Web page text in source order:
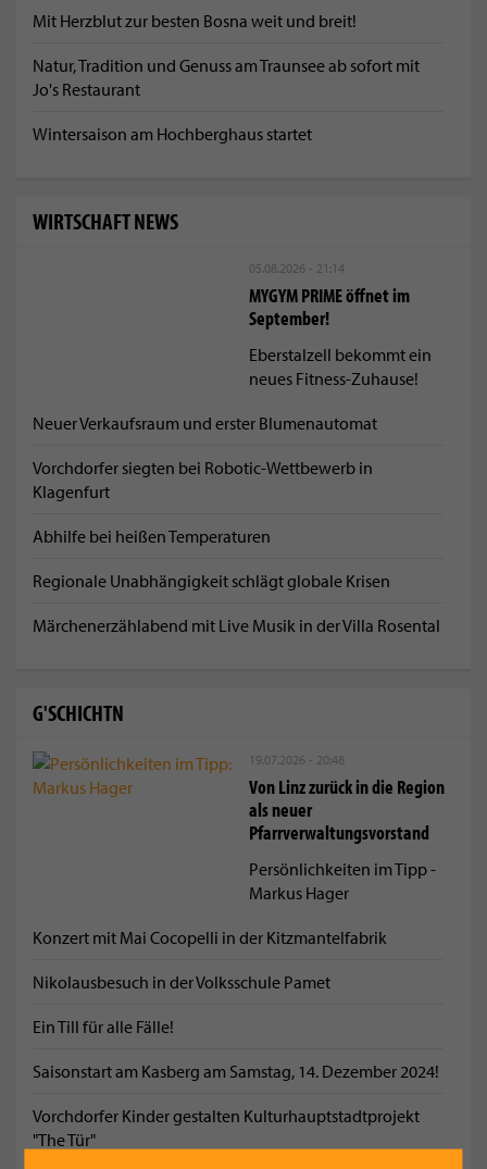
Mit Herzblut zur besten Bosna weit und breit!
Natur, Tradition und Genuss am Traunsee ab sofort mit
Jo's Restaurant
Wintersaison am Hochberghaus startet
WIRTSCHAFT NEWS
05.08.2026 - 21:14
MYGYM PRIME öffnet im
September!
Eberstalzell bekommt ein
neues Fitness-Zuhause!
Neuer Verkaufsraum und erster Blumenautomat
Vorchdorfer siegten bei Robotic-Wettbewerb in
Klagenfurt
Abhilfe bei heißen Temperaturen
Regionale Unabhängigkeit schlägt globale Krisen
Märchenerzählabend mit Live Musik in der Villa Rosental
G'SCHICHTN
19.07.2026 - 20:48
Von Linz zurück in die Region
als neuer
Pfarrverwaltungsvorstand
Persönlichkeiten im Tipp -
Markus Hager
Konzert mit Mai Cocopelli in der Kitzmantelfabrik
Nikolausbesuch in der Volksschule Pamet
Ein Till für alle Fälle!
Saisonstart am Kasberg am Samstag, 14. Dezember 2024!
Vorchdorfer Kinder gestalten Kulturhauptstadtprojekt
"The Tür"